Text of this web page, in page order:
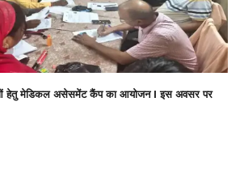
हेतु मेडिकल असेसमेंट कैंप का आयोजन l इस अवसर पर